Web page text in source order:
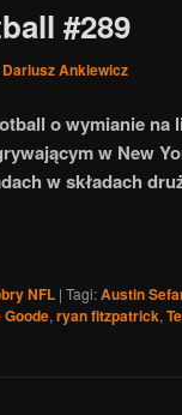
#289
Dariusz Ankiewicz
o wymianie
w New
w składach
NFL | Tagi:Austin
Goode, ryan fitzpatrick,